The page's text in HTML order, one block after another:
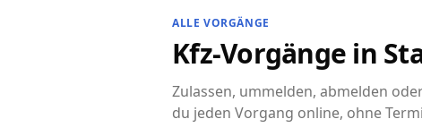
ALLE VORGÄNGE
Kfz-Vorgänge in
Zulassen, ummelden, abmelden
du jeden Vorgang online, ohne